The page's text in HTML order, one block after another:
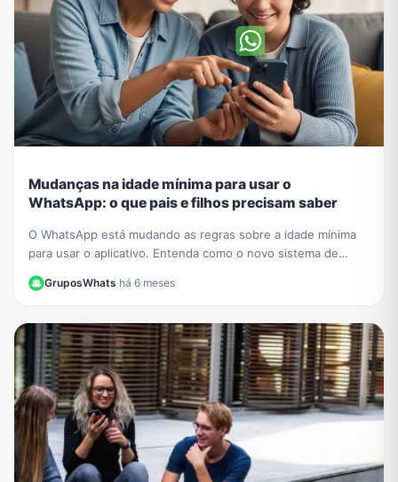
Mudanças na idade mínima para usar o
WhatsApp: o que pais e filhos precisam saber
O WhatsApp está mudando as regras sobre a idade mínima
para usar o aplicativo. Entenda como o novo sistema de
contas supervisionadas para crianças vai funcionar.
GruposWhats·há 6 meses